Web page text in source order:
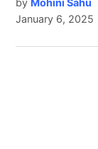
January 6, 2025